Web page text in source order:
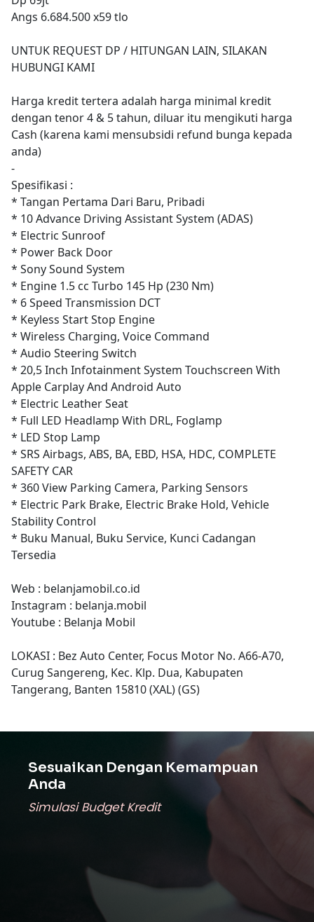
Angs 6.684.500 x59 tlo
UNTUK REQUEST DP / HITUNGAN LAIN, SILAKAN
HUBUNGI KAMI
Harga kredit tertera adalah harga minimal kredit
dengan tenor 4 & 5 tahun, diluar itu mengikuti harga
Cash (karena kami mensubsidi refund bunga kepada
anda)
-
Spesifikasi :
* Tangan Pertama Dari Baru, Pribadi
* 10 Advance Driving Assistant System (ADAS)
* Electric Sunroof
* Power Back Door
* Sony Sound System
* Engine 1.5 cc Turbo 145 Hp (230 Nm)
* 6 Speed Transmission DCT
* Keyless Start Stop Engine
* Wireless Charging, Voice Command
* Audio Steering Switch
* 20,5 Inch Infotainment System Touchscreen With
Apple Carplay And Android Auto
* Electric Leather Seat
* Full LED Headlamp With DRL, Foglamp
* LED Stop Lamp
* SRS Airbags, ABS, BA, EBD, HSA, HDC, COMPLETE
SAFETY CAR
* 360 View Parking Camera, Parking Sensors
* Electric Park Brake, Electric Brake Hold, Vehicle
Stability Control
* Buku Manual, Buku Service, Kunci Cadangan
Tersedia
Web : belanjamobil.co.id
Instagram : belanja.mobil
Youtube : Belanja Mobil
LOKASI : Bez Auto Center, Focus Motor No. A66-A70,
Curug Sangereng, Kec. Klp. Dua, Kabupaten
Tangerang, Banten 15810 (XAL) (GS)
Sesuaikan Dengan Kemampuan
Anda
Simulasi Budget Kredit